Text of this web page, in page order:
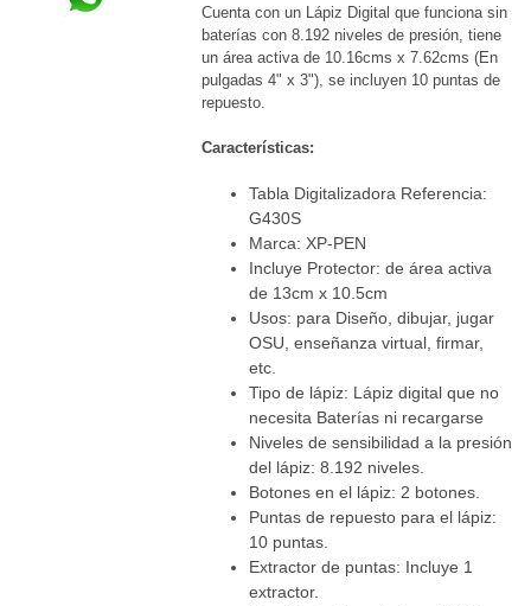
Cuenta con un Lápiz Digital que funciona sin
baterías con 8.192 niveles de presión, tiene
un área activa de 10.16cms x 7.62cms (En
pulgadas 4" x 3"), se incluyen 10 puntas de
repuesto.
Características:
Tabla Digitalizadora Referencia:
G430S
Marca: XP-PEN
Incluye Protector: de área activa
de 13cm x 10.5cm
Usos: para Diseño, dibujar, jugar
OSU, enseñanza virtual, firmar,
etc.
Tipo de lápiz: Lápiz digital que no
necesita Baterías ni recargarse
Niveles de sensibilidad a la presión
del lápiz: 8.192 niveles.
Botones en el lápiz: 2 botones.
Puntas de repuesto para el lápiz:
10 puntas.
Extractor de puntas: Incluye 1
extractor.